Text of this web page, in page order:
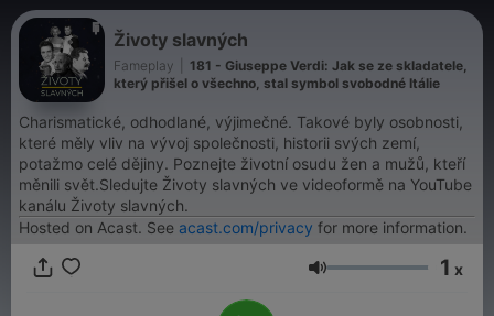
Životy slavných
Fameplay
181 - Giuseppe Verdi: Jak se ze skladatele,
který přišel o všechno, stal symbol svobodné Itálie
Charismatické, odhodlané, výjimečné. Takové byly osobnosti,
které měly vliv na vývoj společnosti, historii svých zemí,
potažmo celé dějiny. Poznejte životní osudu žen a mužů, kteří
měnili svět.Sledujte Životy slavných ve videoformě na YouTube
kanálu Životy slavných.
Hosted on Acast. See acast.com/privacy for more information.
Volumen 1 x